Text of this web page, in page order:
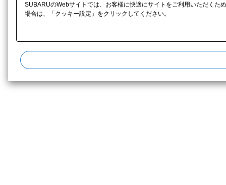
SUBARUのWebサイトでは、お客様に快適にサイトをご利用いただく
場合は、「クッキー設定」をクリックしてください。​